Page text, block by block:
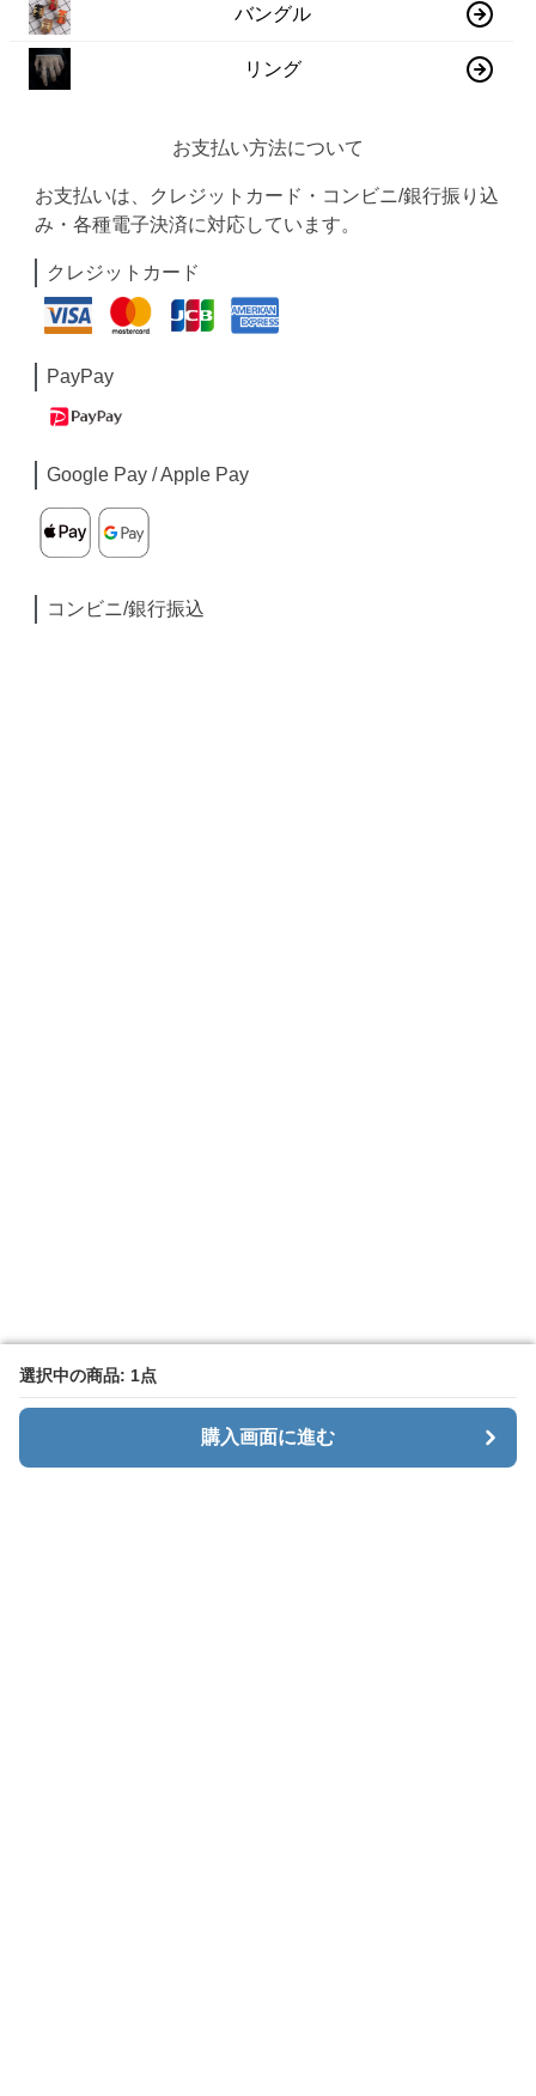
選択中の商品: 1点
購入画面に進む
選択中の商品: 1点
購入画面に進む
バングル
リング
お支払い方法について
お支払いは、クレジットカード・コンビニ/銀行振り込
み・各種電子決済に対応しています。
クレジットカード
PayPay
Google Pay / Apple Pay
コンビニ/銀行振込